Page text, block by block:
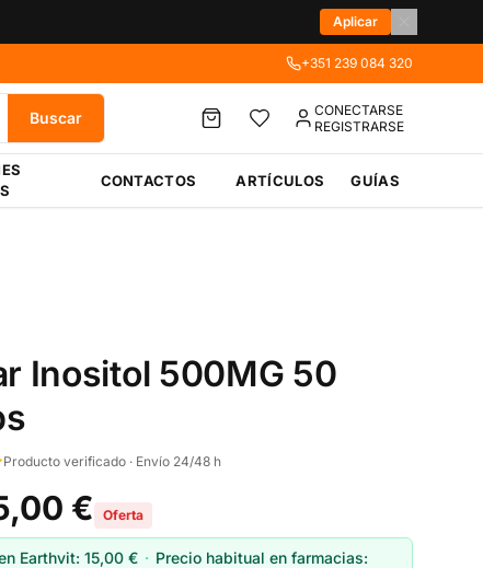
Aplicar
+351 239 084 320
Buscar
CONECTARSE
REGISTRARSE
CONTACTOS ARTÍCULOS GUÍAS
Inositol 500MG 50
Producto verificado · Envío 24/48 h
€ Oferta
Earthvit: 15,00 € · Precio habitual en farmacias: